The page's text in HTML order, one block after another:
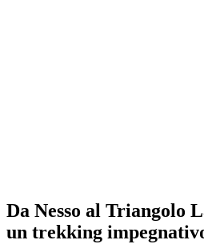
Da Nesso al Triangolo
un trekking